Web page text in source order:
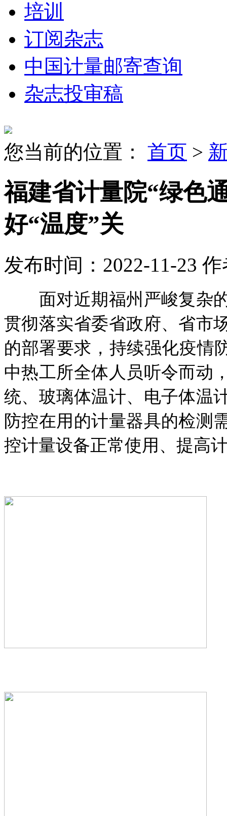
培训
订阅杂志
中国计量邮寄查询
杂志投审稿
您当前的位置： 首页 >
福建省计量院“绿色
好“温度”关
发布时间：2022-11-23 作
面对近期福州严峻复杂的
贯彻落实省委省政府、省市
的部署要求，持续强化疫情
中热工所全体人员听令而动
统、玻璃体温计、电子体温
防控在用的计量器具的检测
控计量设备正常使用、提高